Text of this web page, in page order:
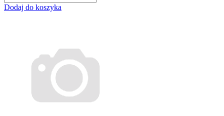
Dodaj do koszyka